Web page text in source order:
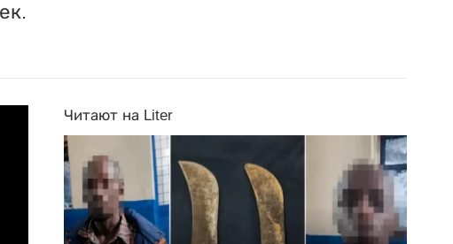
Читают на Liter